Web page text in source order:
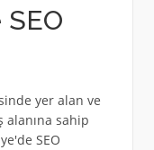
SEO
yer alan ve
alanına sahip
SEO